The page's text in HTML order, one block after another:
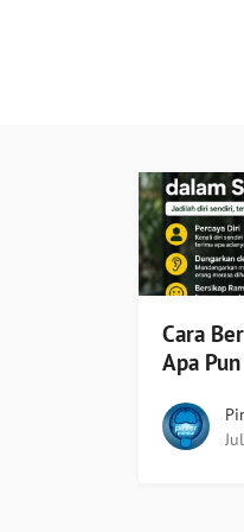
Cara
Apa